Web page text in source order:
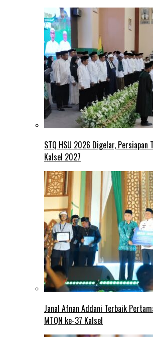
STQ HSU 2026 Digelar, Persiapan
Kalsel 2027
Janal Afnan Addani Terbaik
MTQN ke-37 Kalsel